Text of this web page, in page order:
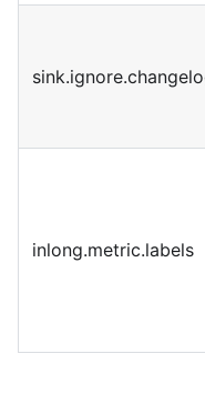
inlong.metric.labels